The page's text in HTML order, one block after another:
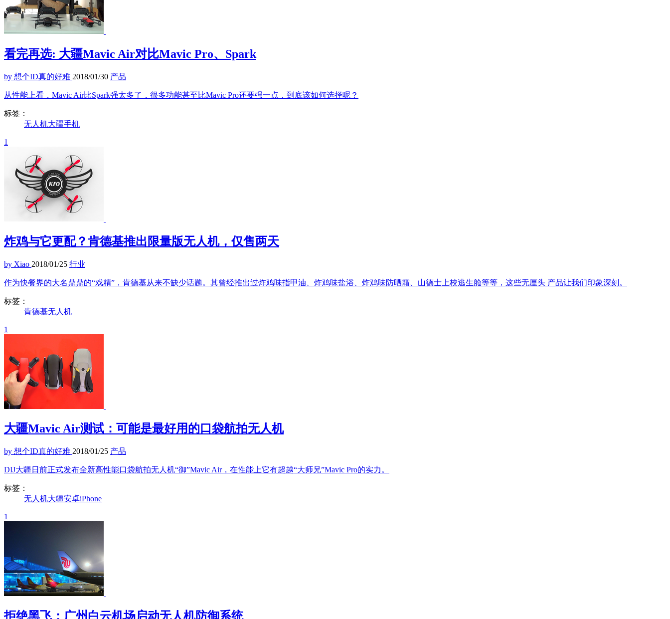
看完再选: 大疆Mavic Air对比Mavic Pro、Spark
by 想个ID真的好难 2018/01/30 产品
从性能上看，Mavic Air比Spark强太多了，很多功能甚至比Mavic Pro还要强一点，到底该如何选择呢？
标签：
无人机大疆手机
1
炸鸡与它更配？肯德基推出限量版无人机，仅售两天
by Xiao 2018/01/25 行业
作为快餐界的大名鼎鼎的“戏精”，肯德基从来不缺少话题。其曾经推出过炸鸡味指甲油、炸鸡味盐浴、炸鸡味防晒霜、山德士上校逃生舱等等，这些无厘头 产品让我们印象深刻。
标签：
肯德基无人机
1
大疆Mavic Air测试：可能是最好用的口袋航拍无人机
by 想个ID真的好难 2018/01/25 产品
DIJ大疆日前正式发布全新高性能口袋航拍无人机“御”Mavic Air，在性能上它有超越“大师兄”Mavic Pro的实力。
标签：
无人机大疆安卓iPhone
1
拒绝黑飞：广州白云机场启动无人机防御系统